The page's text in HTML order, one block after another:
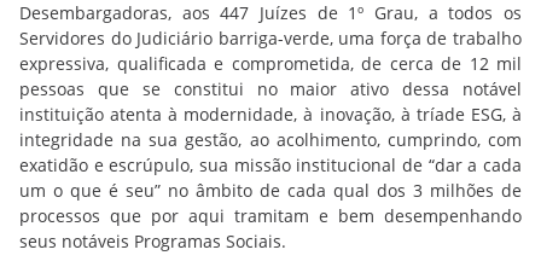
Desembargadoras, aos 447 Juízes de 1º Grau, a todos os
Servidores do Judiciário barriga-verde, uma força de trabalho
expressiva, qualificada e comprometida, de cerca de 12 mil
pessoas que se constitui no maior ativo dessa notável
instituição atenta à modernidade, à inovação, à tríade ESG, à
integridade na sua gestão, ao acolhimento, cumprindo, com
exatidão e escrúpulo, sua missão institucional de “dar a cada
um o que é seu” no âmbito de cada qual dos 3 milhões de
processos que por aqui tramitam e bem desempenhando
seus notáveis Programas Sociais.